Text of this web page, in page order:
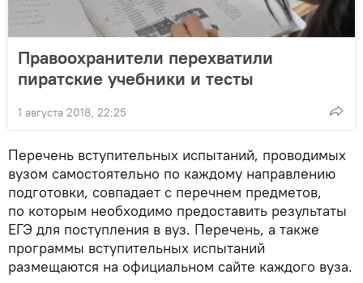
Правоохранители перехватили
пиратские учебники и тесты
1 августа 2018, 22:25
Перечень вступительных испытаний, проводимых
вузом самостоятельно по каждому направлению
подготовки, совпадает с перечнем предметов,
по которым необходимо предоставить результаты
ЕГЭ для поступления в вуз. Перечень, а также
программы вступительных испытаний
размещаются на официальном сайте каждого вуза.